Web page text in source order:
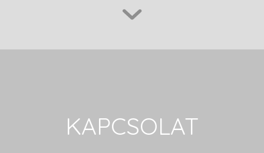
KAPCSOLAT